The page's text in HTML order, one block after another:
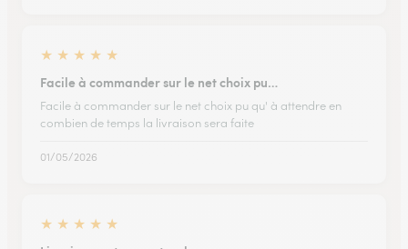
★ ★ ★ ★ ★
Facile à commander sur le net choix pu…
Facile à commander sur le net choix pu qu' à attendre en
combien de temps la livraison sera faite
01/05/2026
★ ★ ★ ★ ★